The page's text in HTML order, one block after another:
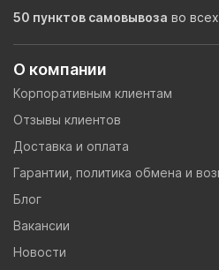
О компании
Корпоративным клиентам
Отзывы клиентов
Доставка и оплата
Гарантии, политика обмена и
Блог
Вакансии
Новости
50 пунктов самовывоза во